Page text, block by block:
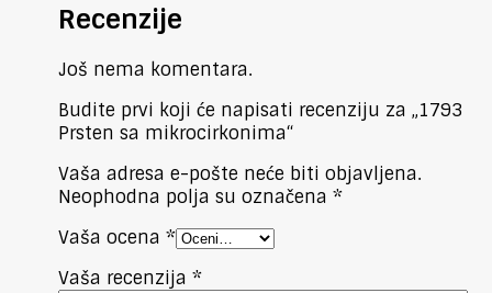
Recenzije
Još nema komentara.
Budite prvi koji će napisati recenziju za „1793
Prsten sa mikrocirkonima“
Vaša adresa e-pošte neće biti objavljena.
Neophodna polja su označena *
Vaša ocena *
Vaša recenzija *